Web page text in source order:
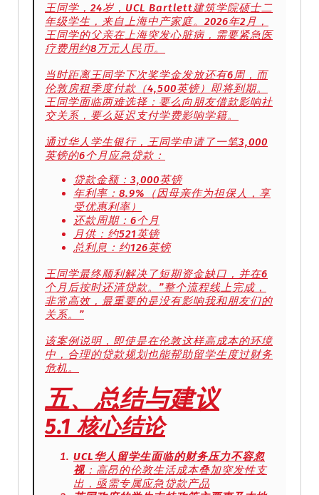
王同学，24岁，UCL Bartlett建筑学院硕士二
年级学生，来自上海中产家庭。2026年2月，
王同学的父亲在上海突发心脏病，需要紧急医
疗费用约8万元人民币。
当时距离王同学下次奖学金发放还有6周，而
伦敦房租季度付款（4,500英镑）即将到期。
王同学面临两难选择：要么向朋友借款影响社
交关系，要么延迟支付学费影响学籍。
通过华人学生银行，王同学申请了一笔3,000
英镑的6个月应急贷款：
贷款金额：3,000英镑
年利率：8.9%（因母亲作为担保人，享
受优惠利率）
还款周期：6个月
月供：约521英镑
总利息：约126英镑
王同学最终顺利解决了短期资金缺口，并在6
个月后按时还清贷款。”整个流程线上完成，
非常高效，最重要的是没有影响我和朋友们的
关系。”
该案例说明，即使是在伦敦这样高成本的环境
中，合理的贷款规划也能帮助留学生度过财务
危机。
五、总结与建议
5.1 核心结论
UCL华人留学生面临的财务压力不容忽
视：高昂的伦敦生活成本叠加突发性支
出，亟需专属应急贷款产品